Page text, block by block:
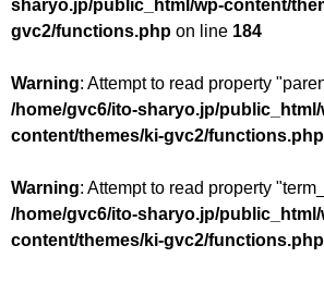
sharyo.jp/public_html/wp-content/
gvc2/functions.php on line 184
Warning: Attempt to read property
/home/gvc6/ito-sharyo.jp/public_html/
content/themes/ki-gvc2/functions.php
Warning: Attempt to read property
/home/gvc6/ito-sharyo.jp/public_html/
content/themes/ki-gvc2/functions.php